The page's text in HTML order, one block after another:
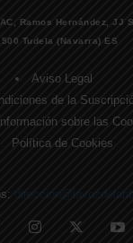
Ramos Hernández, JJ
Tudela (Navarra) ES
Aviso Legal
de la
sobre las
Política de Cookies